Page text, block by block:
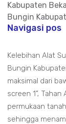
Kabupaten
Bungin
Navigasi pos
Kelebihan Alat
Bungin
maksimal dari
screen 1”,
permukaan
sehingga